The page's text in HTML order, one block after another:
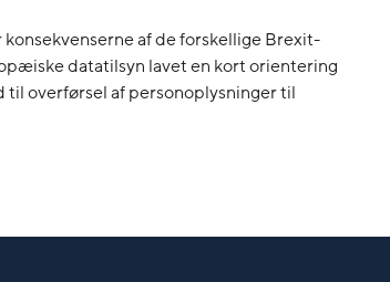
af de forskellige Brexit-
datatilsyn lavet en kort orientering
overførsel af personoplysninger til